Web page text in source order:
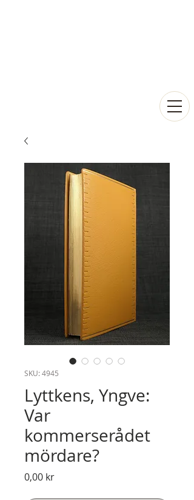
SKU: 4945
Lyttkens, Yngve:
Var
kommerserådet
mördare?
0,00 krPris